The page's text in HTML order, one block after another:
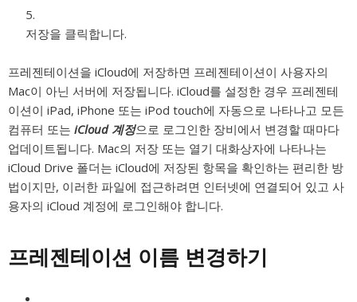
저장을 클릭합니다.
프레젠테이션을 iCloud에 저장하면 프레젠테이션이 사용자의
Mac이 아닌 서버에 저장됩니다. iCloud를 설정한 경우 프레젠테
이션이 iPad, iPhone 또는 iPod touch에 자동으로 나타나고 모든
컴퓨터 또는 iCloud 계정으로 로그인한 장비에서 변경할 때마다
업데이트됩니다. Mac의 저장 또는 열기 대화상자에 나타나는
iCloud Drive 폴더는 iCloud에 저장된 항목을 확인하는 편리한 방
법이지만, 이러한 파일에 접근하려면 인터넷에 연결되어 있고 사
용자의 iCloud 계정에 로그인해야 합니다.
프레젠테이션 이름 변경하기